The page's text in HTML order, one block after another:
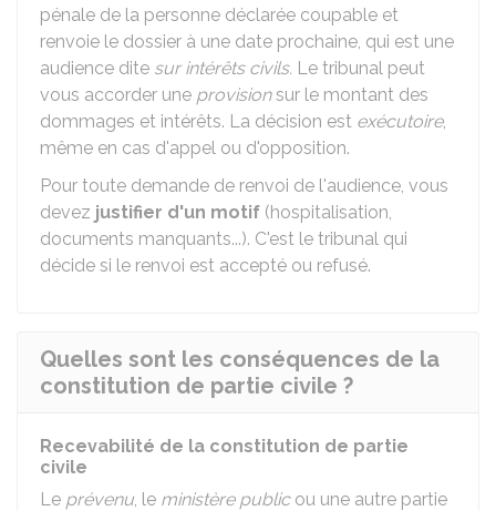
pénale de la personne déclarée coupable et
renvoie le dossier à une date prochaine, qui est une
audience dite sur intérêts civils. Le tribunal peut
vous accorder une provisionsur le montant des
dommages et intérêts. La décision est exécutoire,
même en cas d'appel ou d'opposition.
Pour toute demande de renvoi de l'audience, vous
devez justifier d'un motif (hospitalisation,
documents manquants...). C'est le tribunal qui
décide si le renvoi est accepté ou refusé.
Quelles sont les conséquences de la
constitution de partie civile ?
Recevabilité de la constitution de partie
civile
Le prévenu, le ministère publicou une autre partie